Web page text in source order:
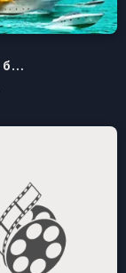
Сорвать банк 3: Вор-джентльмен